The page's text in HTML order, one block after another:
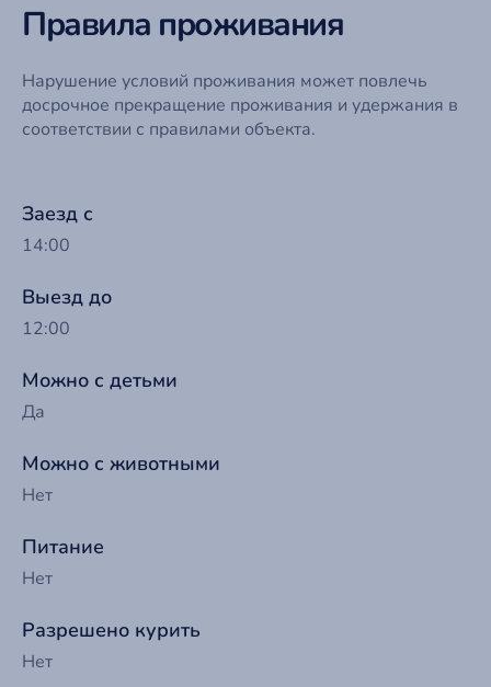
Правила проживания
Нарушение условий проживания может повлечь
досрочное прекращение проживания и удержания в
соответствии с правилами объекта.
Заезд с
14:00
Выезд до
12:00
Можно с детьми
Да
Можно с животными
Нет
Питание
Нет
Разрешено курить
Нет